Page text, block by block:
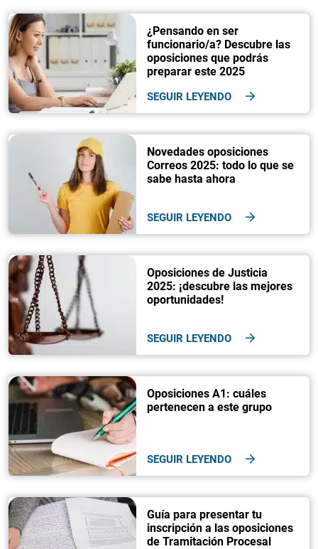
¿Pensando en ser
funcionario/a? Descubre las
oposiciones que podrás
preparar este 2025
SEGUIR LEYENDO
Novedades oposiciones
Correos 2025: todo lo que se
sabe hasta ahora
SEGUIR LEYENDO
Oposiciones de Justicia
2025: ¡descubre las mejores
oportunidades!
SEGUIR LEYENDO
Oposiciones A1: cuáles
pertenecen a este grupo
SEGUIR LEYENDO
Guía para presentar tu
inscripción a las oposiciones
de Tramitación Procesal